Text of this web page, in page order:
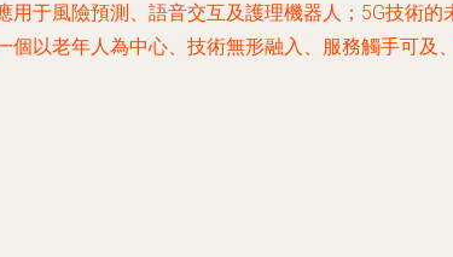
于風險預測、語音交互及護理機器人；5G技術的
以老年人為中心、技術無形融入、服務觸手可及